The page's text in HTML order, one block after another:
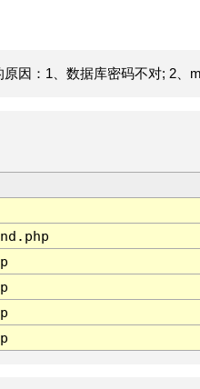
因：1、数据库密码不对; 2、